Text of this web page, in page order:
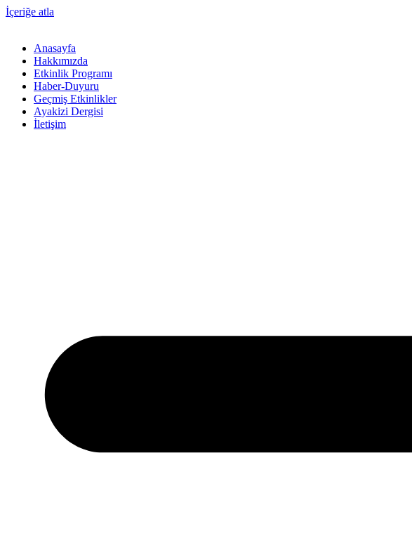
İçeriğe atla
Anasayfa
Hakkımızda
Etkinlik Programı
Haber-Duyuru
Geçmiş Etkinlikler
Ayakizi Dergisi
İletişim